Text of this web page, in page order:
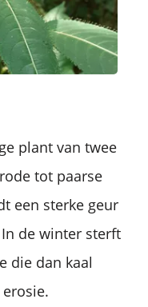
plant van twee
tot paarse
een sterke geur
de winter sterft
die dan kaal